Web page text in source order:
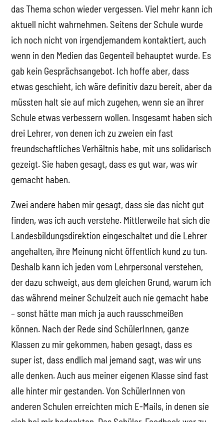
das Thema schon wieder vergessen. Viel mehr kann ich
aktuell nicht wahrnehmen. Seitens der Schule wurde
ich noch nicht von irgendjemandem kontaktiert, auch
wenn in den Medien das Gegenteil behauptet wurde. Es
gab kein Gesprächsangebot. Ich hoffe aber, dass
etwas geschieht, ich wäre definitiv dazu bereit, aber da
müssten halt sie auf mich zugehen, wenn sie an ihrer
Schule etwas verbessern wollen. Insgesamt haben sich
drei Lehrer, von denen ich zu zweien ein fast
freundschaftliches Verhältnis habe, mit uns solidarisch
gezeigt. Sie haben gesagt, dass es gut war, was wir
gemacht haben.
Zwei andere haben mir gesagt, dass sie das nicht gut
finden, was ich auch verstehe. Mittlerweile hat sich die
Landesbildungsdirektion eingeschaltet und die Lehrer
angehalten, ihre Meinung nicht öffentlich kund zu tun.
Deshalb kann ich jeden vom Lehrpersonal verstehen,
der dazu schweigt, aus dem gleichen Grund, warum ich
das während meiner Schulzeit auch nie gemacht habe
– sonst hätte man mich ja auch rausschmeißen
können. Nach der Rede sind SchülerInnen, ganze
Klassen zu mir gekommen, haben gesagt, dass es
super ist, dass endlich mal jemand sagt, was wir uns
alle denken. Auch aus meiner eigenen Klasse sind fast
alle hinter mir gestanden. Von SchülerInnen von
anderen Schulen erreichten mich E-Mails, in denen sie